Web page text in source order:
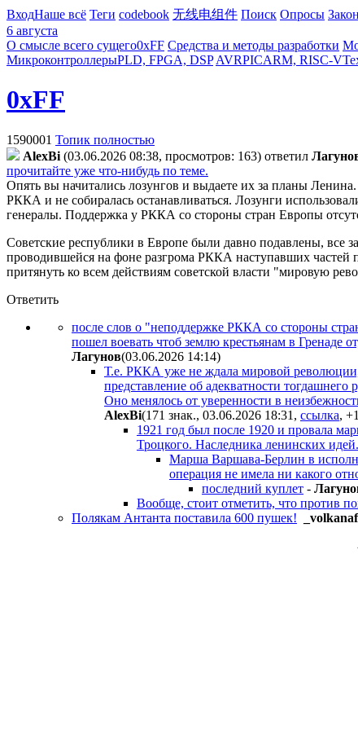
ВходНаше всё Теги codebook 无线电组件 Поиск Опросы Закон
6 августа
О смысле всего сущего0xFF Средства и методы разработки
МикроконтроллерыPLD, FPGA, DSP AVRPICARM, RISC-V
0xFF
1590001 Топик полностью
AlexBi (03.06.2026 08:38, просмотров: 163) ответил
прочитайте уже что-нибудь по теме.
Опять вы начитались лозунгов и выдаете их за планы
РККА и не собиралась останавливаться. Лозунги
генералы. Поддержка у РККА со стороны стран Европы
Советские республики в Европе были давно подавлены,
проводившейся на фоне разгрома РККА наступавших
притянуть ко всем действиям советской власти "мировую
Ответить
после слов о "неподдержке РККА со стороны
пошел воевать чтоб землю крестьянам в
Лaгyнoв(03.06.2026 14:14)
Т.е. РККА уже не ждала мировой
представление об адекватности
Оно менялось от уверенности в
AlexBi(171 знак., 03.06.2026 18:31 , ссылка, +1
1921 год был после 1920 и провала
Троцкого. Наследника ленинских идей.
Марша Варшава-Берлин в
операция не имела ни какого
последний куплет -
Вообще, стоит отметить, что против
Полякам Антанта поставила 600 пушек!